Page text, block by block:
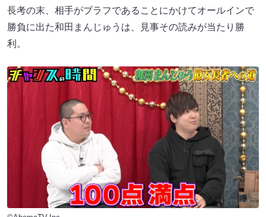
長考の末、相手がブラフであることにかけてオールインで
勝負に出た和田まんじゅうは、見事その読みが当たり勝
利。